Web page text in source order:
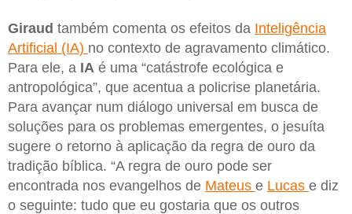
Giraud também comenta os efeitos da Inteligência
Artificial (IA) no contexto de agravamento climático.
Para ele, a IA é uma “catástrofe ecológica e
antropológica”, que acentua a policrise planetária.
Para avançar num diálogo universal em busca de
soluções para os problemas emergentes, o jesuíta
sugere o retorno à aplicação da regra de ouro da
tradição bíblica. “A regra de ouro pode ser
encontrada nos evangelhos de Mateus e Lucas e diz
o seguinte: tudo que eu gostaria que os outros